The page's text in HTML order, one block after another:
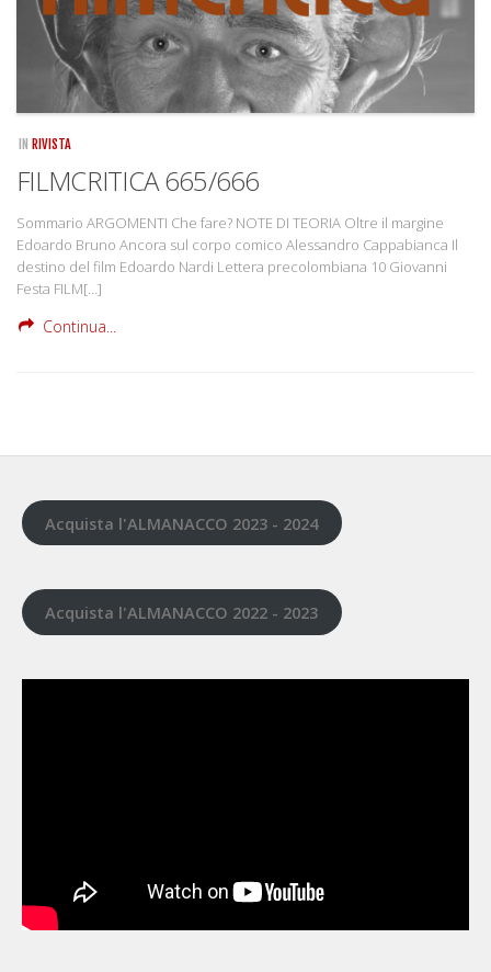
IN RIVISTA
FILMCRITICA 665/666
Sommario ARGOMENTI Che fare? NOTE DI TEORIA Oltre il margine
Edoardo Bruno Ancora sul corpo comico Alessandro Cappabianca Il
destino del film Edoardo Nardi Lettera precolombiana 10 Giovanni
Festa FILM[…]
Continua...
Acquista l'ALMANACCO 2023 - 2024
Acquista l'ALMANACCO 2022 - 2023